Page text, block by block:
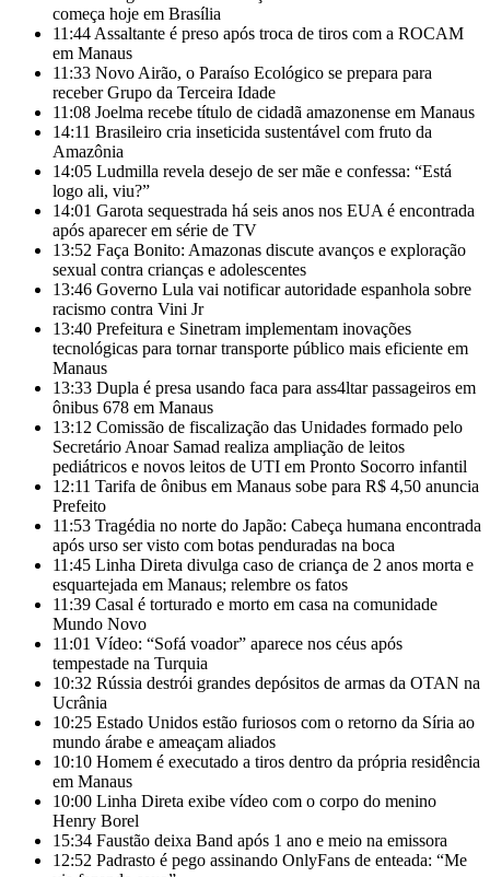
começa hoje em Brasília
11:44 Assaltante é preso após troca de tiros com a ROCAM
em Manaus
11:33 Novo Airão, o Paraíso Ecológico se prepara para
receber Grupo da Terceira Idade
11:08 Joelma recebe título de cidadã amazonense em Manaus
14:11 Brasileiro cria inseticida sustentável com fruto da
Amazônia
14:05 Ludmilla revela desejo de ser mãe e confessa: “Está
logo ali, viu?”
14:01 Garota sequestrada há seis anos nos EUA é encontrada
após aparecer em série de TV
13:52 Faça Bonito: Amazonas discute avanços e exploração
sexual contra crianças e adolescentes
13:46 Governo Lula vai notificar autoridade espanhola sobre
racismo contra Vini Jr
13:40 Prefeitura e Sinetram implementam inovações
tecnológicas para tornar transporte público mais eficiente em
Manaus
13:33 Dupla é presa usando faca para ass4ltar passageiros em
ônibus 678 em Manaus
13:12 Comissão de fiscalização das Unidades formado pelo
Secretário Anoar Samad realiza ampliação de leitos
pediátricos e novos leitos de UTI em Pronto Socorro infantil
12:11 Tarifa de ônibus em Manaus sobe para R$ 4,50 anuncia
Prefeito
11:53 Tragédia no norte do Japão: Cabeça humana encontrada
após urso ser visto com botas penduradas na boca
11:45 Linha Direta divulga caso de criança de 2 anos morta e
esquartejada em Manaus; relembre os fatos
11:39 Casal é torturado e morto em casa na comunidade
Mundo Novo
11:01 Vídeo: “Sofá voador” aparece nos céus após
tempestade na Turquia
10:32 Rússia destrói grandes depósitos de armas da OTAN na
Ucrânia
10:25 Estado Unidos estão furiosos com o retorno da Síria ao
mundo árabe e ameaçam aliados
10:10 Homem é executado a tiros dentro da própria residência
em Manaus
10:00 Linha Direta exibe vídeo com o corpo do menino
Henry Borel
15:34 Faustão deixa Band após 1 ano e meio na emissora
12:52 Padrasto é pego assinando OnlyFans de enteada: “Me